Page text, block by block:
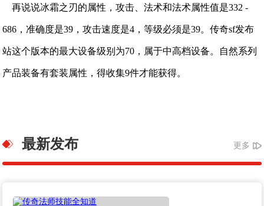
再说说冰霜之刃的属性，攻击、法术和法术属性值是332 -
686，准确度是39，攻击速度是4，等级必须是39。传奇sf发布
站这个版本的最大设备级别为70，属于中高档设备。自然系列
产品装备有套装属性，得收集9件才能获得。
最新发布 更多